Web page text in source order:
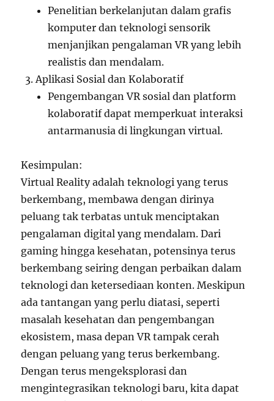
Penelitian berkelanjutan dalam grafis
komputer dan teknologi sensorik
menjanjikan pengalaman VR yang lebih
realistis dan mendalam.
Aplikasi Sosial dan Kolaboratif
Pengembangan VR sosial dan platform
kolaboratif dapat memperkuat interaksi
antarmanusia di lingkungan virtual.
Kesimpulan:
Virtual Reality adalah teknologi yang terus
berkembang, membawa dengan dirinya
peluang tak terbatas untuk menciptakan
pengalaman digital yang mendalam. Dari
gaming hingga kesehatan, potensinya terus
berkembang seiring dengan perbaikan dalam
teknologi dan ketersediaan konten. Meskipun
ada tantangan yang perlu diatasi, seperti
masalah kesehatan dan pengembangan
ekosistem, masa depan VR tampak cerah
dengan peluang yang terus berkembang.
Dengan terus mengeksplorasi dan
mengintegrasikan teknologi baru, kita dapat